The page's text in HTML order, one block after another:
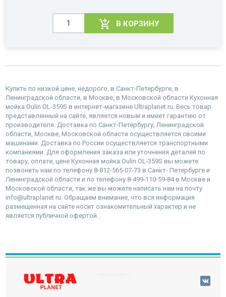
В КОРЗИНУ
Купить по низкой цене, недорого, в Санкт-Петербурге, в
Ленинградской области, в Москве, в Московской области Кухонная
мойка Oulin OL-359S в интернет-магазине Ultraplanet.ru. Весь товар
представленный на сайте, является новым и имеет гарантию от
производителя. Доставка по Санкт-Петербургу, Ленинградской
области, Москве, Московской области осуществляется своими
машинами. Доставка по России осуществляется транспортными
компаниями. Для оформления заказа или уточнения деталей по
товару, оплате, цене Кухонная мойка Oulin OL-359S вы можете
позвонить нам по телефону 8-812-565-07-73 в Санкт- Петербурге и
Ленинградской области и по телефону 8-499-110-59-84 в Москве и
Московской области, так же вы можете написать нам на почту
info@ultraplanet.ru. Обращаем внимание, что вся информация
размещенная на сайте носит ознакомительный характер и не
является публичной офертой.
наверх